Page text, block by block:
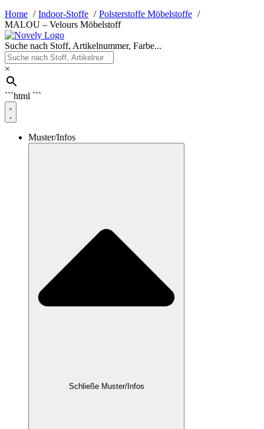
Home
Indoor-Stoffe
Polsterstoffe Möbelstoffe
MALOU – Velours Möbelstoff
Suche nach Stoff, Artikelnummer, Farbe...
×
```html ```
Muster/Infos
Schließe Muster/Infos